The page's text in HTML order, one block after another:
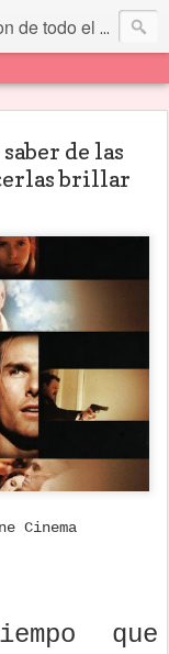
mundo... Y más.
de las
brillar
Cinema
que